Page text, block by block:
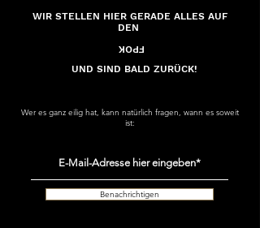
WIR STELLEN HIER GERADE ALLES AUF
DEN
FPOK
UND SIND BALD ZURÜCK!
Wer es ganz eilig hat, kann natürlich fragen, wann es soweit
ist:
Benachrichtigen